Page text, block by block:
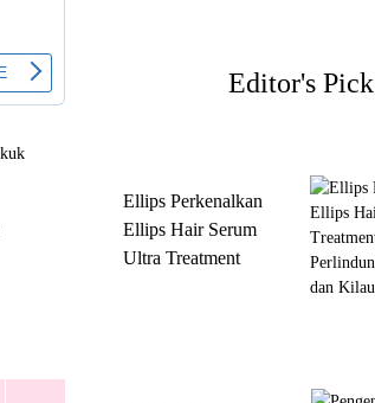
Editor's Pick
Ellips Perkenalkan
Ellips Hair Serum
Ultra Treatment